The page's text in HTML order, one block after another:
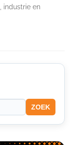
industrie en
ZOEK